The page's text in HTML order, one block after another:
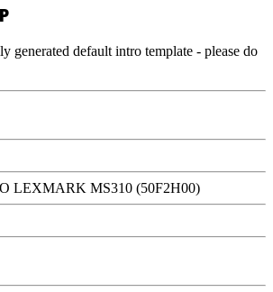
generated default intro template - please do
LEXMARK MS310 (50F2H00)